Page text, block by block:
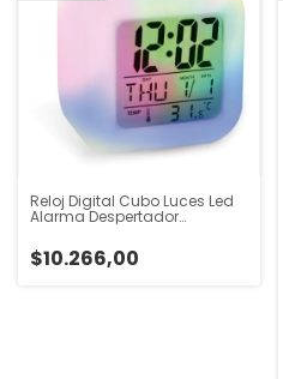
Reloj Digital Cubo Luces Led
Alarma Despertador
$10.266,00